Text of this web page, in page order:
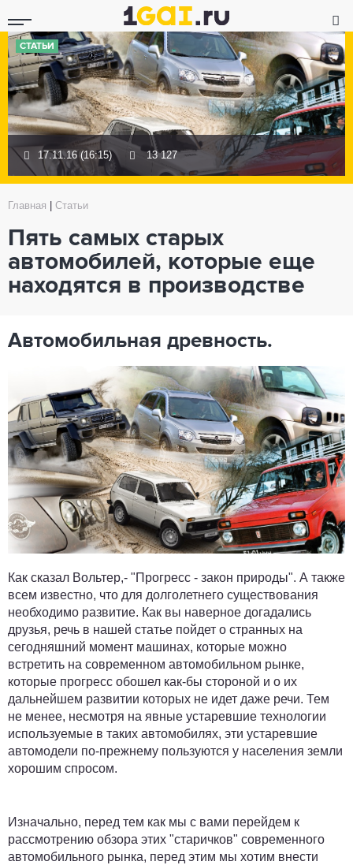
СТАТЬИ
17.11.16 (16:15) 13 127
Главная Статьи
Пять самых старых
автомобилей, которые еще
находятся в производстве
Автомобильная древность.
Как сказал Вольтер,- "Прогресс - закон природы". А также
всем известно, что для долголетнего существования
необходимо развитие. Как вы наверное догадались
друзья, речь в нашей статье пойдет о странных на
сегодняшний момент машинах, которые можно
встретить на современном автомобильном рынке,
которые прогресс обошел как-бы стороной и о их
дальнейшем развитии которых не идет даже речи. Тем
не менее, несмотря на явные устаревшие технологии
используемые в таких автомобилях, эти устаревшие
автомодели по-прежнему пользуются у населения земли
хорошим спросом.
Изначально, перед тем как мы с вами перейдем к
рассмотрению обзора этих "старичков" современного
автомобильного рынка, перед этим мы хотим внести